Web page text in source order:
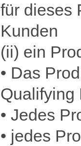
für dieses
Kunden
(ii) ein
• Das
Qualifying
• Jedes
• jedes